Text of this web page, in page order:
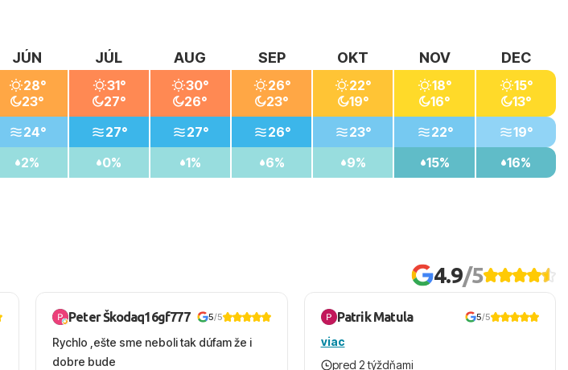
JÚN
28°
23°
24°
2%
JÚL
31°
27°
27°
0%
AUG
30°
26°
27°
1%
SEP
26°
23°
26°
6%
OKT
22°
19°
23°
9%
NOV
18°
16°
22°
15%
DEC
15°
13°
19°
16%
4.9/5
Peter Škodaq16gf777 5/5
Rychlo ,ešte sme neboli tak dúfam že i
dobre bude
Patrik Matula 5/5
viac
pred 2 týždňami